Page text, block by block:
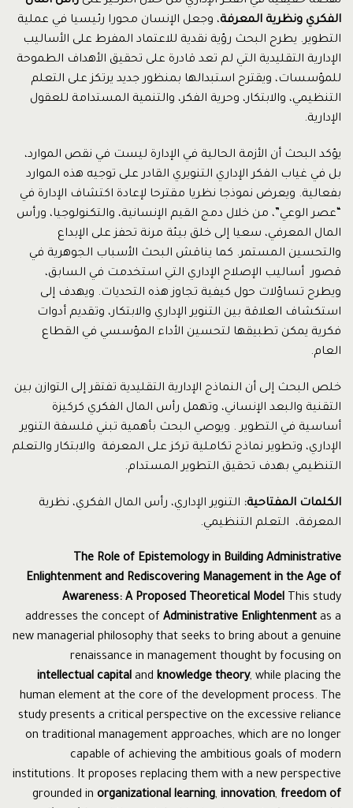
الفكري ونظرية المعرفة، وجعل الإنسان محورا رئيسيا في عملية
التطوير. يطرح البحث رؤية نقدية للاعتماد المفرط على الأساليب
الإدارية التقليدية التي لم تعد قادرة على تحقيق الأهداف الطموحة
للمؤسسات، ويقترح استبدالها بمنظور جديد يرتكز على التعلم
التنظيمي، والابتكار، وحرية الفكر، والتنمية المستدامة للعقول
الإدارية.
يؤكد البحث أن الأزمة الحالية في الإدارة ليست في نقص الموارد،
بل في غياب الفكر الإداري التنويري القادر على توجيه هذه الموارد
بفعالية. ويعرض نموذجا نظريا مقترحا لإعادة اكتشاف الإدارة في
“عصر الوعي”، من خلال دمج القيم الإنسانية، والتكنولوجيا، ورأس
المال المعرفي، سعيا إلى خلق بيئة مرنة تحفز على الإبداع
والتحسين المستمر. كما يناقش البحث الأسباب الجوهرية في
قصور أساليب الإصلاح الإداري التي استخدمت في السابق،
ويطرح تساؤلات حول كيفية تجاوز هذه التحديات. ويهدف إلى
استكشاف العلاقة بين التنوير الإداري والابتكار، وتقديم أدوات
فكرية يمكن تطبيقها لتحسين الأداء المؤسسي في القطاع
العام.
خلص البحث إلى أن النماذج الإدارية التقليدية تفتقر إلى التوازن بين
التقنية والبعد الإنساني، وتهمل رأس المال الفكري كركيزة
أساسية في التطوير . ويوصي البحث بأهمية تبني فلسفة التنوير
الإداري، وتطوير نماذج تكاملية تركز على المعرفة والابتكار والتعلم
التنظيمي بهدف تحقيق التطوير المستدام.
الكلمات المفتاحية: التنوير الإداري، رأس المال الفكري، نظرية
المعرفة، التعلم التنظيمي.
The Role of Epistemology in Building Administrative
Enlightenment and Rediscovering Management in the Age of
Awareness: A Proposed Theoretical Model This study
addresses the concept of Administrative Enlightenment as a
new managerial philosophy that seeks to bring about a genuine
renaissance in management thought by focusing on
intellectual capital and knowledge theory, while placing the
human element at the core of the development process. The
study presents a critical perspective on the excessive reliance
on traditional management approaches, which are no longer
capable of achieving the ambitious goals of modern
institutions. It proposes replacing them with a new perspective
grounded in organizational learning, innovation, freedom of